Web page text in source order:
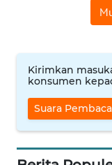
Kirimkan
konsumen
Suara Pembaca
WN
BINJAI
WN